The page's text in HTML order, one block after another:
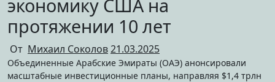
экономику США на
протяжении 10 лет
От Михаил Соколов21.03.2025
Объединенные Арабские Эмираты (ОАЭ) анонсировали
масштабные инвестиционные планы, направляя $1,4 трлн